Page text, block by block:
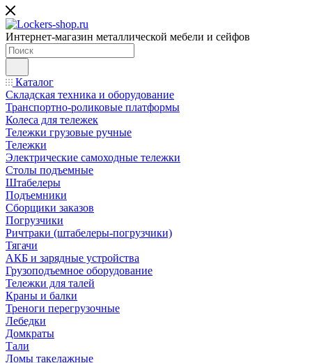
Интернет-магазин металлической мебели и сейфов
Каталог
Складская техника и оборудование
Транспортно-роликовые платформы
Колеса для тележек
Тележки грузовые ручные
Тележки
Электрические самоходные тележки
Столы подъемные
Штабелеры
Подъемники
Сборщики заказов
Погрузчики
Ричтраки (штабелеры-погрузчики)
Тягачи
АКБ и зарядные устройства
Грузоподъемное оборудование
Тележки для талей
Краны и балки
Треноги перегрузочные
Лебедки
Домкраты
Тали
Ломы такелажные